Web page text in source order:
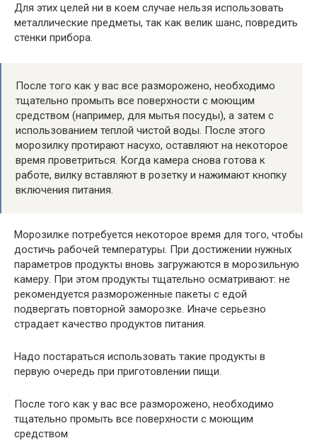
Для этих целей ни в коем случае нельзя использовать
металлические предметы, так как велик шанс, повредить
стенки прибора.
После того как у вас все разморожено, необходимо
тщательно промыть все поверхности с моющим
средством (например, для мытья посуды), а затем с
использованием теплой чистой воды. После этого
морозилку протирают насухо, оставляют на некоторое
время проветриться. Когда камера снова готова к
работе, вилку вставляют в розетку и нажимают кнопку
включения питания.
Морозилке потребуется некоторое время для того, чтобы
достичь рабочей температуры. При достижении нужных
параметров продукты вновь загружаются в морозильную
камеру. При этом продукты тщательно осматривают: не
рекомендуется размороженные пакеты с едой
подвергать повторной заморозке. Иначе серьезно
страдает качество продуктов питания.
Надо постараться использовать такие продукты в
первую очередь при приготовлении пищи.
После того как у вас все разморожено, необходимо
тщательно промыть все поверхности с моющим
средством